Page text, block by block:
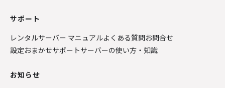
サポート
レンタルサーバー マニュアルよくある質問お問合せ
設定おまかせサポートサーバーの使い方・知識
お知らせ